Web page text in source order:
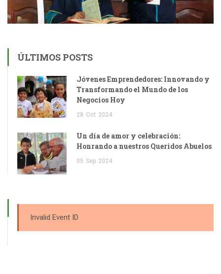
ÚLTIMOS POSTS
Jóvenes Emprendedores: Innovando y
Transformando el Mundo de los
Negocios Hoy
28 Oct 2024
Un día de amor y celebración:
Honrando a nuestros Queridos Abuelos
05 Sep 2024
Invalid Event ID